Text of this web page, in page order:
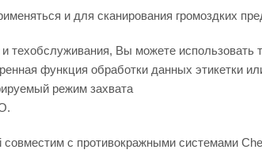
и для сканирования громоздких
Вы можете использовать
функция обработки данных этикетки
режим захвата
с противокражными системами